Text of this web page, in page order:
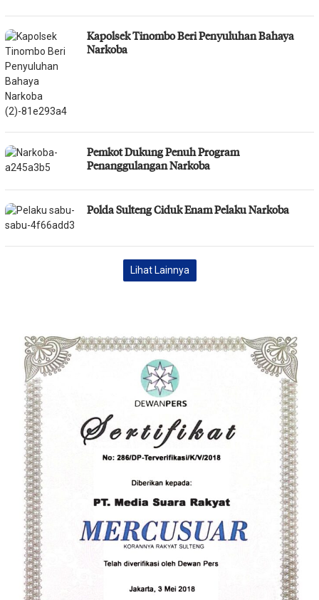
Kapolsek Tinombo Beri Penyuluhan Bahaya
Narkoba
Pemkot Dukung Penuh Program
Penanggulangan Narkoba
Polda Sulteng Ciduk Enam Pelaku Narkoba
Lihat Lainnya